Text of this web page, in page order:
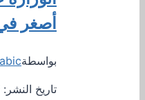
أصغر
بواسطة